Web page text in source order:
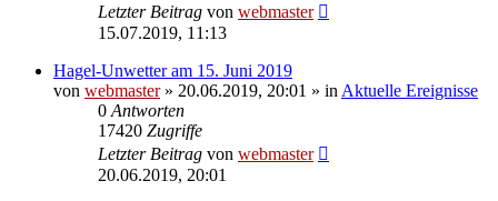
Letzter Beitrag von webmaster
15.07.2019, 11:13
Hagel-Unwetter am 15. Juni 2019
von webmaster» 20.06.2019, 20:01 » in Aktuelle Ereignisse
0 Antworten
17420 Zugriffe
Letzter Beitrag von webmaster
20.06.2019, 20:01